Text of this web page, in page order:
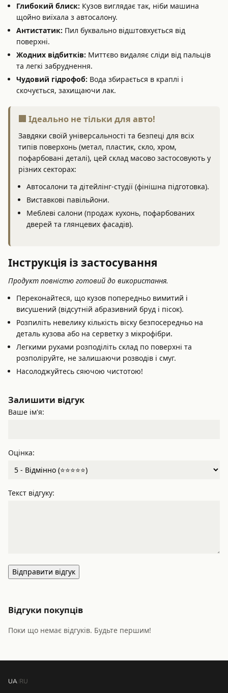
Глибокий блиск: Кузов виглядає так, ніби машина
щойно виїхала з автосалону.
Антистатик: Пил буквально відштовхується від
поверхні.
Жодних відбитків: Миттєво видаляє сліди від пальців
та легкі забруднення.
Чудовий гідрофоб: Вода збирається в краплі і
скочується, захищаючи лак.
🏢 Ідеально не тільки для авто!
Завдяки своїй універсальності та безпеці для всіх
типів поверхонь (метал, пластик, скло, хром,
пофарбовані деталі), цей склад масово застосовують у
різних секторах:
Автосалони та дітейлінг-студії (фінішна підготовка).
Виставкові павільйони.
Меблеві салони (продаж кухонь, пофарбованих
дверей та глянцевих фасадів).
Інструкція із застосування
Продукт повністю готовий до використання.
Переконайтеся, що кузов попередньо вимитий і
висушений (відсутній абразивний бруд і пісок).
Розпиліть невелику кількість віску безпосередньо на
деталь кузова або на серветку з мікрофібри.
Легкими рухами розподіліть склад по поверхні та
розполіруйте, не залишаючи розводів і смуг.
Насолоджуйтесь сяючою чистотою!
Залишити відгук
Ваше ім'я:
Оцінка:
Текст відгуку:
Відправити відгук
Відгуки покупців
Поки що немає відгуків. Будьте першим!
UA RU